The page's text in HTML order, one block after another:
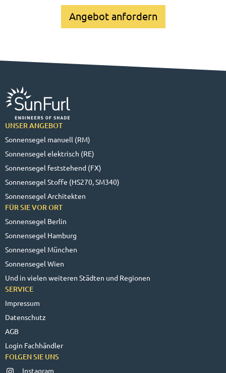
Angebot anfordern
UNSER ANGEBOT
Sonnensegel manuell (RM)
Sonnensegel elektrisch (RE)
Sonnensegel feststehend (FX)
Sonnensegel Stoffe (HS270, SM340)
Sonnensegel Architekten
FÜR SIE VOR ORT
Sonnensegel Berlin
Sonnensegel Hamburg
Sonnensegel München
Sonnensegel Wien
Und in vielen weiteren Städten und Regionen
SERVICE
Impressum
Datenschutz
AGB
Login Fachhändler
FOLGEN SIE UNS
Instagram